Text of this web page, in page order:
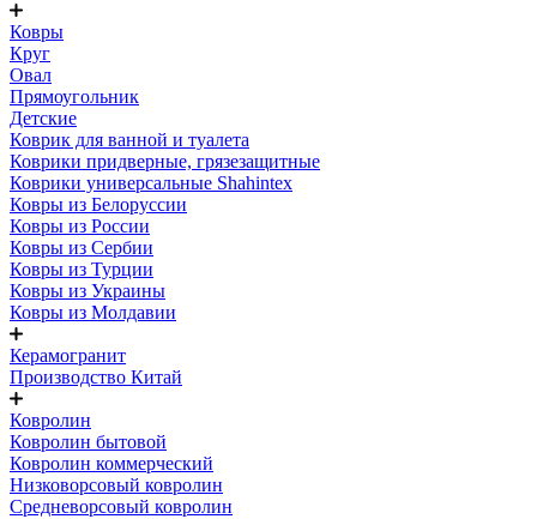
Ковры
Круг
Овал
Прямоугольник
Детские
Коврик для ванной и туалета
Коврики придверные, грязезащитные
Коврики универсальные Shahintex
Ковры из Белоруссии
Ковры из России
Ковры из Сербии
Ковры из Турции
Ковры из Украины
Ковры из Молдавии
Керамогранит
Производство Китай
Ковролин
Ковролин бытовой
Ковролин коммерческий
Низковорсовый ковролин
Средневорсовый ковролин